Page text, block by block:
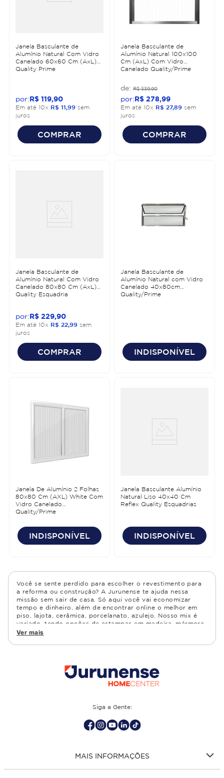
Janela Basculante de
Alumínio Natural Com Vidro
Canelado 60x60 Cm (AxL)
Quality Prime
R$ 119 90
Em até 10x R$ 11 99 sem
juros
COMPRAR
Janela Basculante de
Alumínio Natural 100x100
Cm (AxL) Com Vidro
Canelado Quality/Prime
R$ 339,90
R$ 278 99
Em até 10x R$ 27,89 sem
juros
COMPRAR
Janela Basculante de
Alumínio Natural Com Vidro
Canelado 80x80 Cm (AxL)
Quality Esquadria
R$ 229 90
Em até 10x R$ 22 99 sem
juros
COMPRAR
Janela Basculante de
Alumínio Natural com Vidro
Canelado 40x80cm
Quality/Prime
INDISPONÍVEL
Janela De Alumínio 2 Folhas
80x80 Cm (AXL) White Com
Vidro Canelado
Quality/Prime
INDISPONÍVEL
Janela Basculante Alumínio
Natural Liso 40x40 Cm
Reflex Quality Esquadrias
INDISPONÍVEL
Você se sente perdido para escolher o revestimento para
a reforma ou construção? A Jurunense te ajuda nessa
missão sem sair de casa. Só aqui você vai economizar
tempo e dinheiro, além de encontrar online o melhor em
piso, lajota, cerâmica, porcelanato, azulejo. Nosso mix é
variado, tendo opções de estampas em madeira, mármore,
granito, cimento, geométrico, e muito mais Confira as
cozinha, quarto, sala de estar.
Ver mais
Siga a Gente:
MAIS INFORMAÇÕES